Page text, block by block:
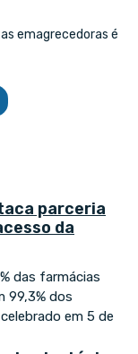
emagrecedoras é
parceria
da
das farmácias
99,3% dos
em 5 de